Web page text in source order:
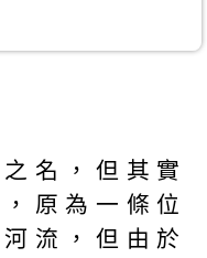
名，但其實
原為一條位
流，但由於